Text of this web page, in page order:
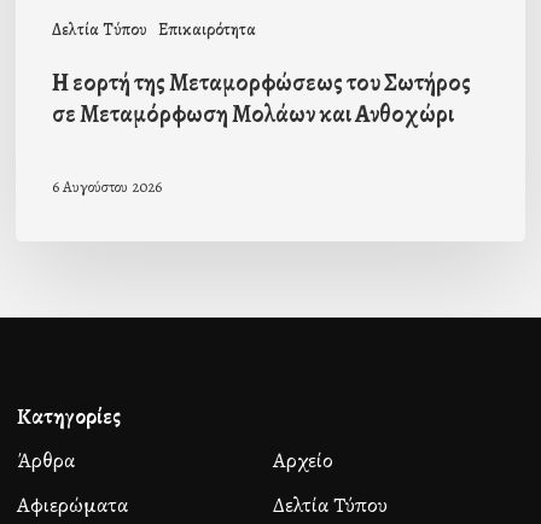
Δελτία Τύπου Επικαιρότητα
Η εορτή της Μεταμορφώσεως του Σωτήρος
σε Μεταμόρφωση Μολάων και Ανθοχώρι
6 Αυγούστου 2026
Κατηγορίες
Άρθρα
Αρχείο
Αφιερώματα
Δελτία Τύπου